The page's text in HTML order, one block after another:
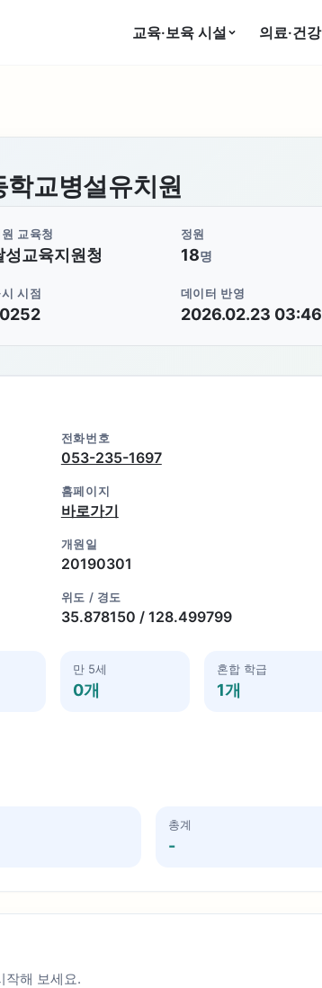
교육·보육 시설 의료·건강
교병설유치원
교육청
성교육지원청
정원
18명
시점 데이터 반영
2026.02.23 03:46
전화번호
053-235-1697
홈페이지
바로가기
개원일
20190301
위도 / 경도
35.878150 / 128.499799
만 5세
0개
혼합 학급
1개
총계
-
작해 보세요.